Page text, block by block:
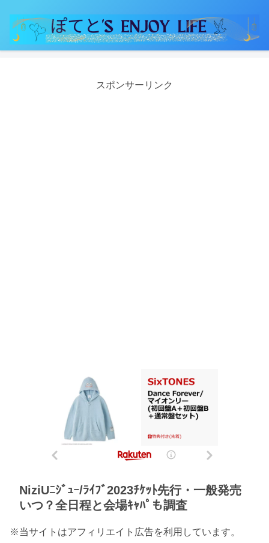
スポンサーリンク
NiziUﾆｼﾞｭｰ/ﾗｲﾌﾞ2023ﾁｹｯﾄ先行・一般発売
いつ？全日程と会場ｷｬﾊﾟも調査
※当サイトはアフィリエイト広告を利用しています。